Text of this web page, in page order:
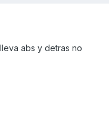
abs y detras no